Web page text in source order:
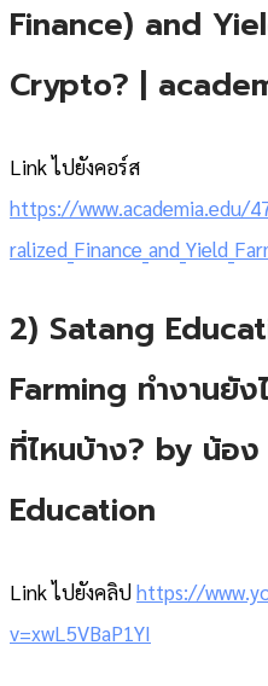
Finance) and
Crypto? |
Link ไปยังคอร์ส
https://www.academia.edu/
2) Satang
Farming ทำงานยั
ที่ไหนบ้าง? by น้อ
Education
Link ไปยังคลิปhttps://
v=xwL5VBaP1YI